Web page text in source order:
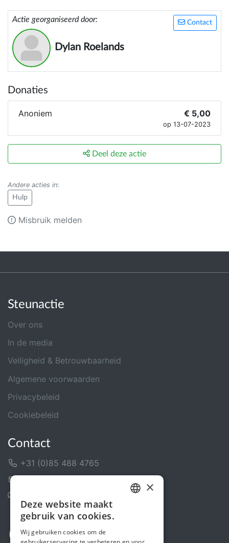
Contact
Actie georganiseerd door:
Dylan Roelands
Donaties
Anoniem € 5,00
op 13-07-2023
Deel deze actie
Andere acties in:
Hulp
Misbruik melden
Steunactie
Over ons
In de media
Veiligheid & Betrouwbaarheid
Algemene voorwaarden
Privacybeleid
Cookiebeleid
Contact
+31 (0)85 488 4765
×
Deze website maakt
gebruik van cookies.
Wij gebruiken cookies om de